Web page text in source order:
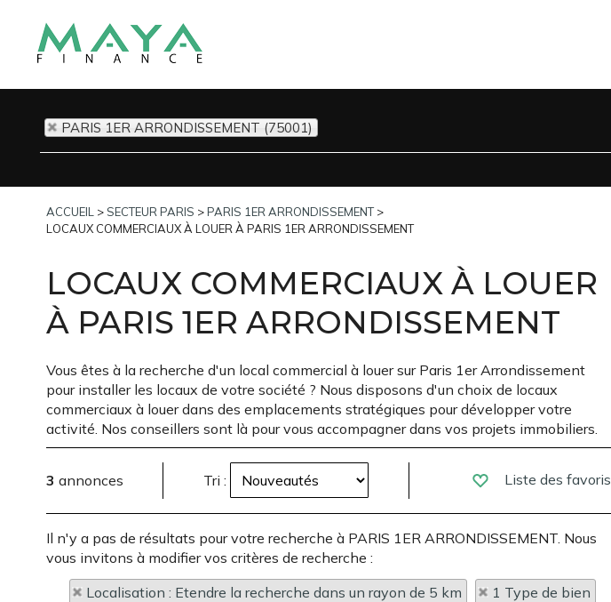
PARIS 1ER ARRONDISSEMENT (75001)
ACCUEIL > SECTEUR PARIS >PARIS 1ER ARRONDISSEMENT>
LOCAUX COMMERCIAUX À LOUER À PARIS 1ER ARRONDISSEMENT
LOCAUX COMMERCIAUX À LOUER
À PARIS 1ER ARRONDISSEMENT
Vous êtes à la recherche d'un local commercial à louer sur Paris 1er Arrondissement
pour installer les locaux de votre société ? Nous disposons d'un choix de locaux
commerciaux à louer dans des emplacements stratégiques pour développer votre
activité. Nos conseillers sont là pour vous accompagner dans vos projets immobiliers.
3 annonces Tri : Liste des favoris
Il n'y a pas de résultats pour votre recherche à PARIS 1ER ARRONDISSEMENT. Nous
vous invitons à modifier vos critères de recherche :
Localisation : Etendre la recherche dans un rayon de 5 km
1 Type de bien